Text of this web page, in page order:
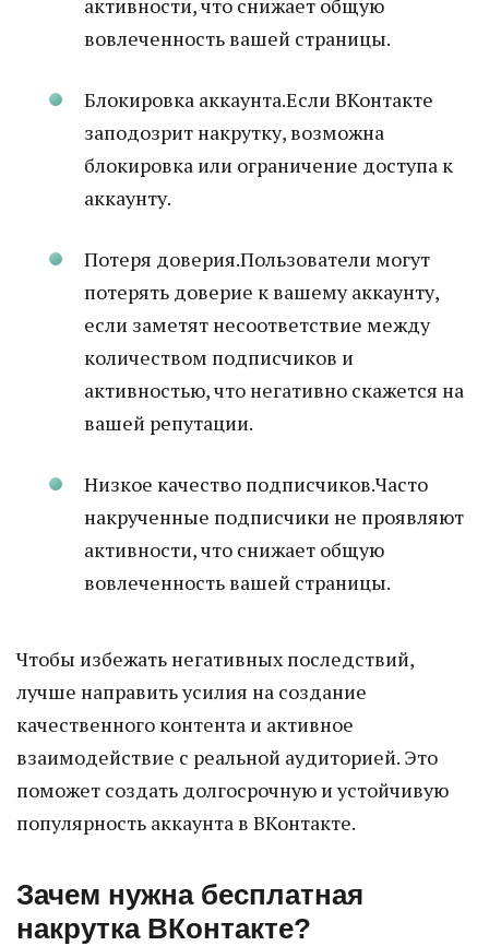
активности, что снижает общую
вовлеченность вашей страницы.
Блокировка аккаунта.Если ВКонтакте
заподозрит накрутку, возможна
блокировка или ограничение доступа к
аккаунту.
Потеря доверия.Пользователи могут
потерять доверие к вашему аккаунту,
если заметят несоответствие между
количеством подписчиков и
активностью, что негативно скажется на
вашей репутации.
Низкое качество подписчиков.Часто
накрученные подписчики не проявляют
активности, что снижает общую
вовлеченность вашей страницы.
Чтобы избежать негативных последствий,
лучше направить усилия на создание
качественного контента и активное
взаимодействие с реальной аудиторией. Это
поможет создать долгосрочную и устойчивую
популярность аккаунта в ВКонтакте.
Зачем нужна бесплатная
накрутка ВКонтакте?